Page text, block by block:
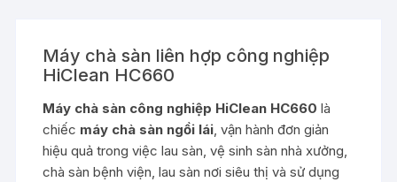
Máy chà sàn liên hợp công nghiệp
HiClean HC660
Máy chà sàn công nghiệp HiClean HC660 là
chiếc máy chà sàn ngồi lái, vận hành đơn giản
hiệu quả trong việc lau sàn, vệ sinh sàn nhà xưởng,
chà sàn bệnh viện, lau sàn nơi siêu thị và sử dụng